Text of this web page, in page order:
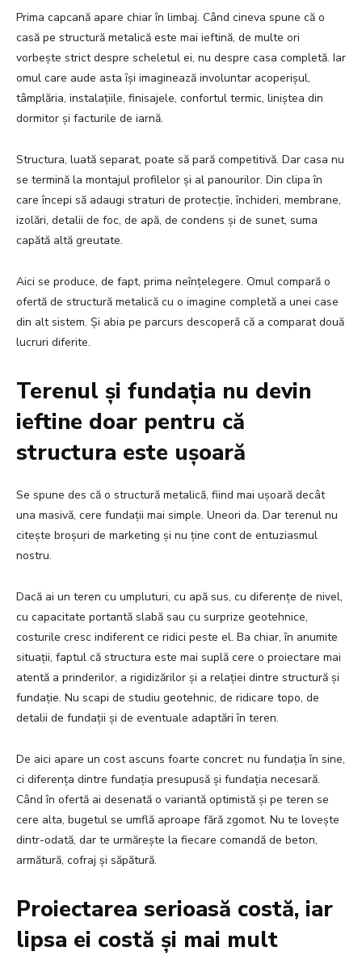
Prima capcană apare chiar în limbaj. Când cineva spune că o
casă pe structură metalică este mai ieftină, de multe ori
vorbește strict despre scheletul ei, nu despre casa completă. Iar
omul care aude asta își imaginează involuntar acoperișul,
tâmplăria, instalațiile, finisajele, confortul termic, liniștea din
dormitor și facturile de iarnă.
Structura, luată separat, poate să pară competitivă. Dar casa nu
se termină la montajul profilelor și al panourilor. Din clipa în
care începi să adaugi straturi de protecție, închideri, membrane,
izolări, detalii de foc, de apă, de condens și de sunet, suma
capătă altă greutate.
Aici se produce, de fapt, prima neînțelegere. Omul compară o
ofertă de structură metalică cu o imagine completă a unei case
din alt sistem. Și abia pe parcurs descoperă că a comparat două
lucruri diferite.
Terenul și fundația nu devin
ieftine doar pentru că
structura este ușoară
Se spune des că o structură metalică, fiind mai ușoară decât
una masivă, cere fundații mai simple. Uneori da. Dar terenul nu
citește broșuri de marketing și nu ține cont de entuziasmul
nostru.
Dacă ai un teren cu umpluturi, cu apă sus, cu diferențe de nivel,
cu capacitate portantă slabă sau cu surprize geotehnice,
costurile cresc indiferent ce ridici peste el. Ba chiar, în anumite
situații, faptul că structura este mai suplă cere o proiectare mai
atentă a prinderilor, a rigidizărilor și a relației dintre structură și
fundație. Nu scapi de studiu geotehnic, de ridicare topo, de
detalii de fundații și de eventuale adaptări în teren.
De aici apare un cost ascuns foarte concret: nu fundația în sine,
ci diferența dintre fundația presupusă și fundația necesară.
Când în ofertă ai desenată o variantă optimistă și pe teren se
cere alta, bugetul se umflă aproape fără zgomot. Nu te lovește
dintr-odată, dar te urmărește la fiecare comandă de beton,
armătură, cofraj și săpătură.
Proiectarea serioasă costă, iar
lipsa ei costă și mai mult